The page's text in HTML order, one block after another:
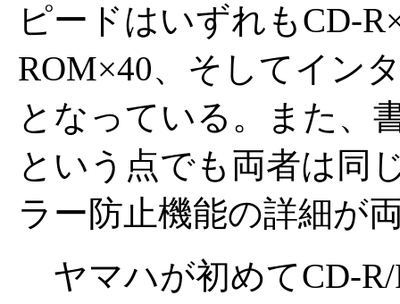
ピードはいずれもCD-
ROM×40、そしてイン
となっている。また、
という点でも両者は同
ラー防止機能の詳細が
ヤマハが初めてCD-